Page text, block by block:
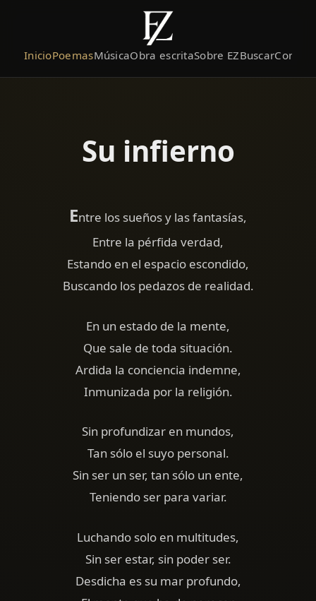
InicioPoemasMúsicaObra escritaSobre EZBuscar
Su infierno
Entre los sueños y las fantasías,
Entre la pérfida verdad,
Estando en el espacio escondido,
Buscando los pedazos de realidad.
En un estado de la mente,
Que sale de toda situación.
Ardida la conciencia indemne,
Inmunizada por la religión.
Sin profundizar en mundos,
Tan sólo el suyo personal.
Sin ser un ser, tan sólo un ente,
Teniendo ser para variar.
Luchando solo en multitudes,
Sin ser estar, sin poder ser.
Desdicha es su mar profundo,